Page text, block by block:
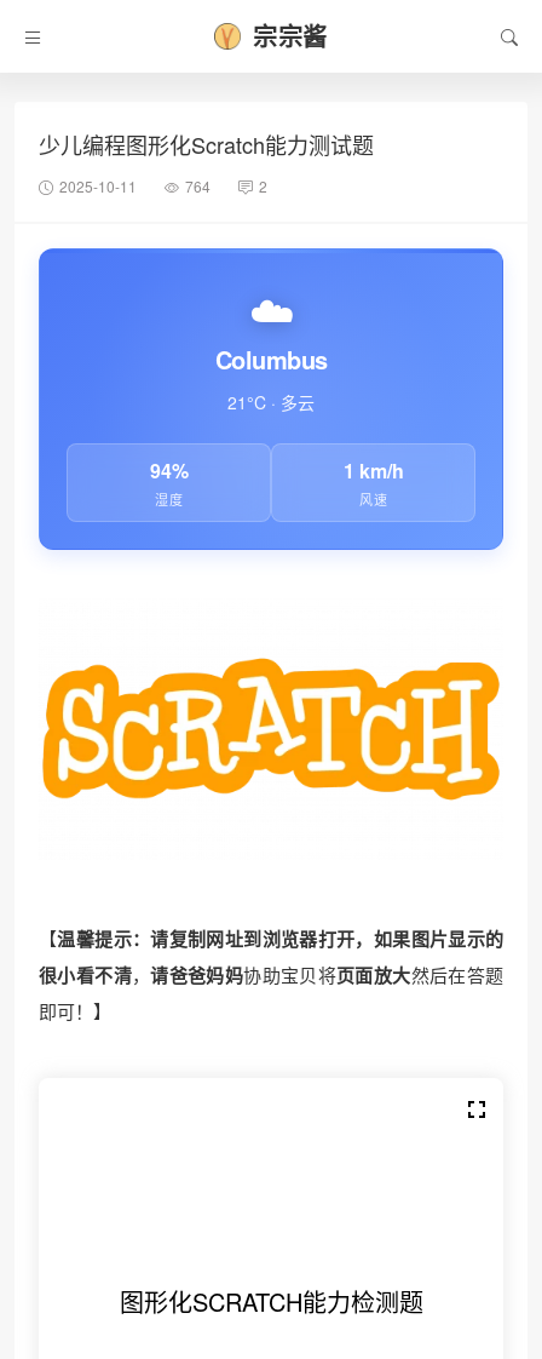
宗宗酱
少儿编程图形化Scratch能力测试题
2025-10-11 764 2
☁️
Columbus
21°C · 多云
94%
湿度
1 km/h
风速
【温馨提示：请复制网址到浏览器打开，如果图片显示的
很小看不清，请爸爸妈妈协助宝贝将页面放大然后在答题
即可！】
图形化SCRATCH能力检测题